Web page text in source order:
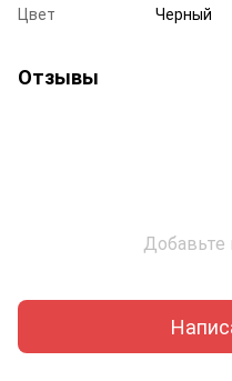
Цвет
Черный
Отзывы